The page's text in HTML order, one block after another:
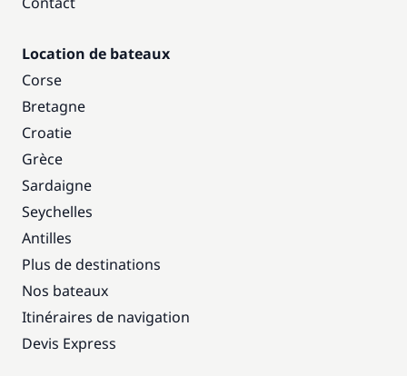
Location de bateaux
Corse
Bretagne
Croatie
Grèce
Sardaigne
Seychelles
Antilles
Plus de destinations
Nos bateaux
Itinéraires de navigation
Devis Express